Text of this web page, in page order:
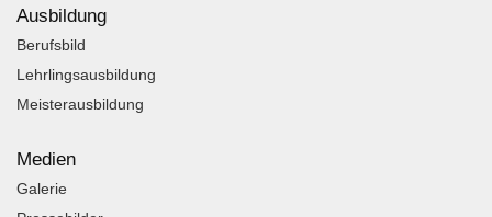
Ausbildung
Berufsbild
Lehrlingsausbildung
Meisterausbildung
Medien
Galerie